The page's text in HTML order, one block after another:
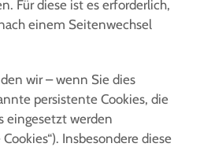
Für diese ist es erforderlich,
einem Seitenwechsel
wir – wenn Sie dies
persistente Cookies, die
eingesetzt werden
Insbesondere diese